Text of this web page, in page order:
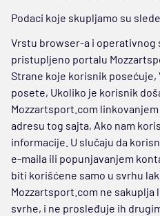
Podaci koje skupljamo su
Vrstu browser-a i operativnog
pristupljeno portalu
Strane koje korisnik posećuje,
posete, Ukoliko je korisnik
Mozzartsport.com
adresu tog sajta, Ako nam
informacije. U slučaju da
e-maila ili popunjavanjem
biti korišćene samo u svrhu
Mozzartsport.com ne sakuplja
svrhe, i ne prosleđuje ih